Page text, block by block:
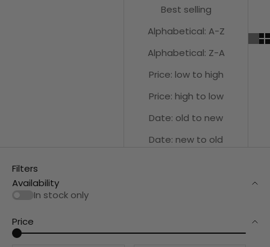
Best selling
Alphabetical: A-Z
Alphabetical: Z-A
Price: low to high
Price: high to low
Date: old to new
Date: new to old
Filters
Availability
In stock only
Price